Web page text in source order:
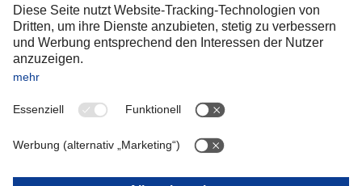
Slovakia
Spain
Sweden
Switzerland
OCEANIA